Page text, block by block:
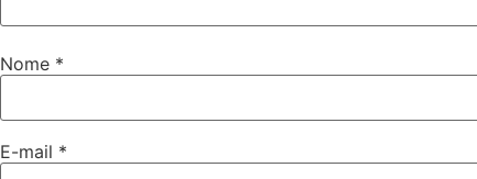
Nome *
E-mail *